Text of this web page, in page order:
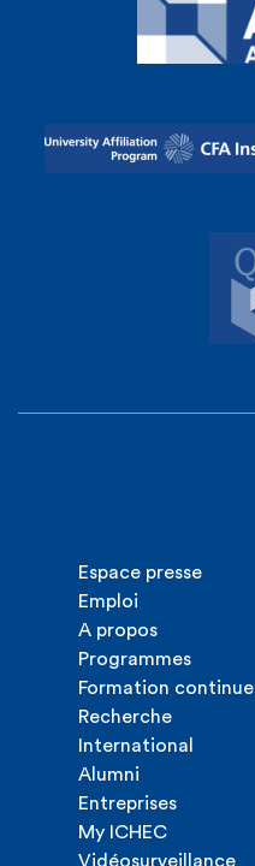
Espace presse
Emploi
A propos
Programmes
Formation continue
Recherche
International
Alumni
Entreprises
My ICHEC
Vidéosurveillance